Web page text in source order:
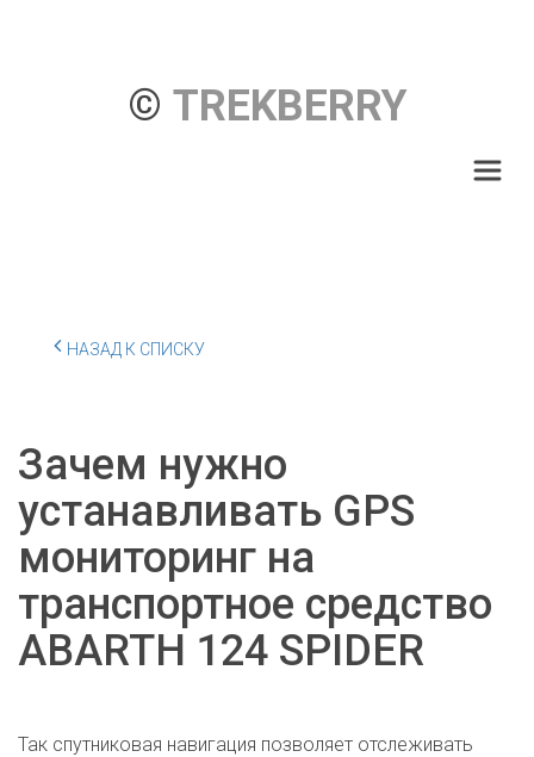
© TREKBERRY
НАЗАД К СПИСКУ
Зачем нужно
устанавливать GPS
мониторинг на
транспортное средство
ABARTH 124 SPIDER
Так спутниковая навигация позволяет отслеживать